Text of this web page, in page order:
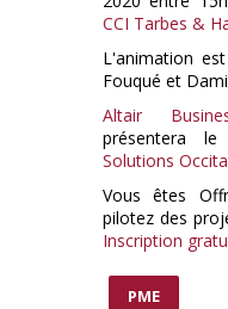
CCI Tarbes &
L'animation
Fouqué et
Altair
présentera le
Solutions
Vous êtes
pilotez des
Inscription
PME